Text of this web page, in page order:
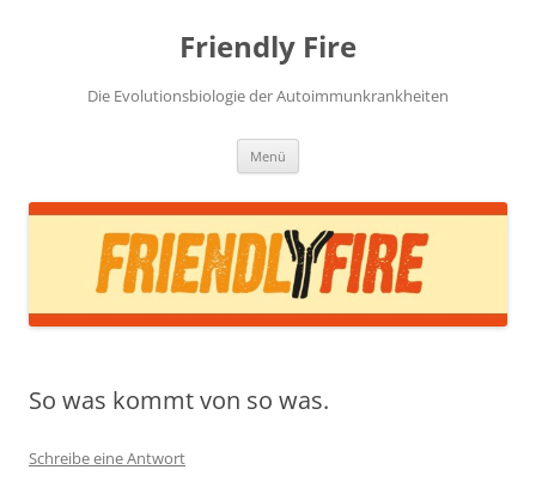
Friendly Fire
Die Evolutionsbiologie der Autoimmunkrankheiten
Menü
So was kommt von so was.
Schreibe eine Antwort